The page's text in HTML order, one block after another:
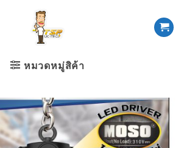
หมวดหมู่สิค้า